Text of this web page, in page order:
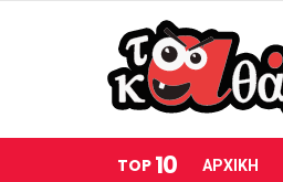
TOP 10 ΑΡΧΙΚΗ